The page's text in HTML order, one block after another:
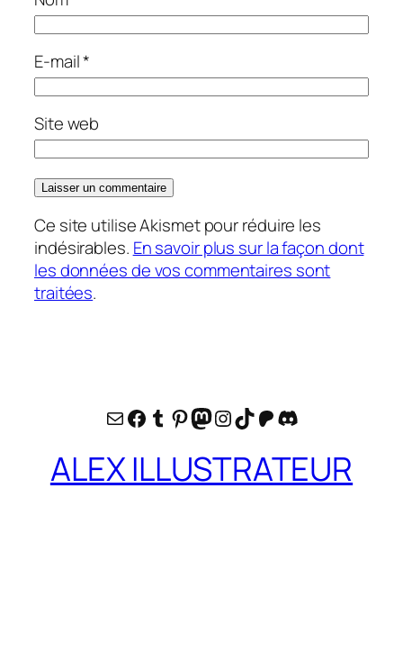
E-mail*
Site web
Ce site utilise Akismet pour réduire les
indésirables. En savoir plus sur la façon dont
les données de vos commentaires sont
traitées.
E-mailFacebook
Tumblr
Pinterest
Mastodon
Instagram
TikTok
Patreon
Discord
ALEX ILLUSTRATEUR